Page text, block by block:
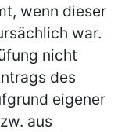
wenn dieser
war.
nicht
des
eigener
aus